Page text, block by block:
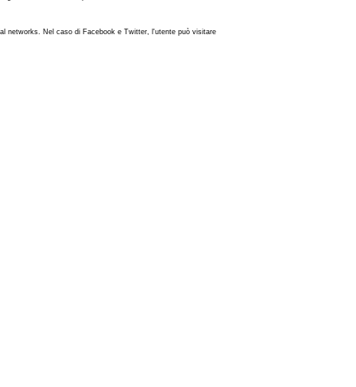
networks. Nel caso di Facebook e Twitter, l'utente può visitare